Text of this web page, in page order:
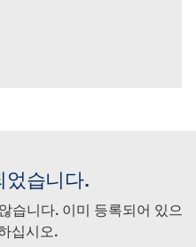
었습니다.
습니다. 이미 등록되어 있으
십시오.